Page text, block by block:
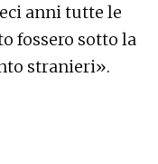
anni tutte le
fossero sotto la
stranieri».